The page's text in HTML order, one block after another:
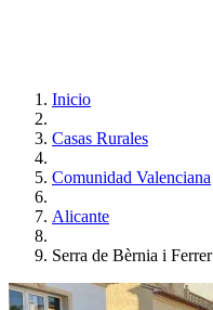
Inicio
Casas Rurales
Comunidad Valenciana
Alicante
Serra de Bèrnia i Ferrer